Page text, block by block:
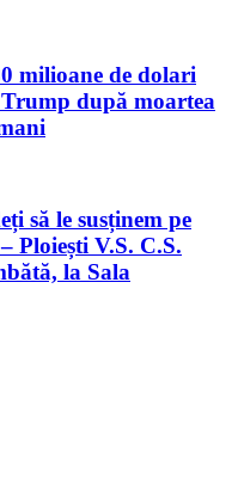
milioane de dolari
după moartea
să le susținem pe
Ploiești V.S. C.S.
la Sala